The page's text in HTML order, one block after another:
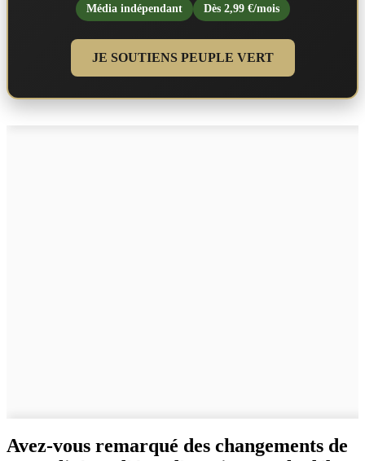
Média indépendant
Dès 2,99 €/mois
JE SOUTIENS PEUPLE VERT
Avez-vous remarqué des changements de